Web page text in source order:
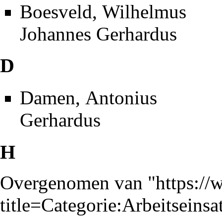
Boesveld, Wilhelmus
Johannes Gerhardus
D
Damen, Antonius
Gerhardus
H
Overgenomen van "https://